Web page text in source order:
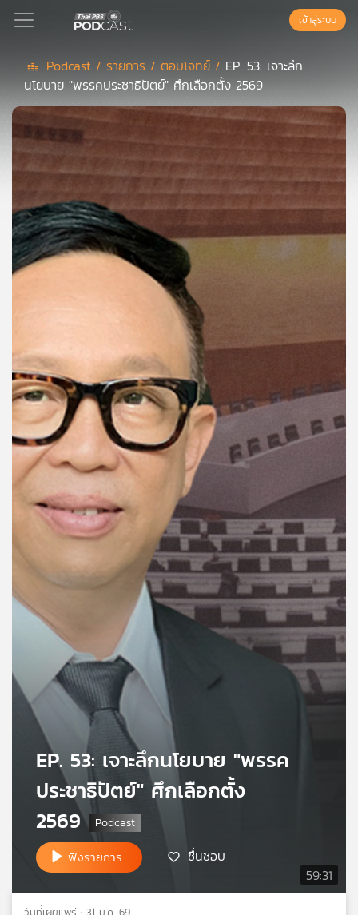
Podcast
เพล
สต์
แนะนำ
เพล
คุณ
เพลง
บทความ
ข่าว
และ
กิจกรรม
เรา
เข้าสู่ระบบ
Podcast / รายการ /ตอบโจทย์ / EP. 53: เจาะลึก
นโยบาย "พรรคประชาธิปัตย์" ศึกเลือกตั้ง 2569
59:31
EP. 53: เจาะลึกนโยบาย "พรรค
ประชาธิปัตย์" ศึกเลือกตั้ง
2569
ฟังรายการ ชื่นชอบ